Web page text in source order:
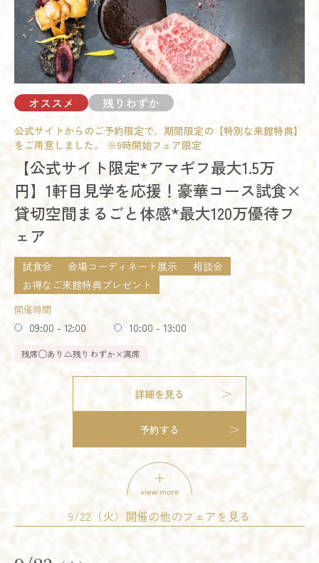
詳細を見る
予約する
オススメ
会場コーディネート展示
婚礼アイテム展示
10:00 - 13:00
14:00 - 17:00
15:00 - 18:00
18:00 - 21:00
09:00 - 12:00
10:00 - 13:00
14:00 - 17:00
15:00 - 18:00
18:00 - 21:00
残席◯あり△残りわずか×満席
詳細を見る
予約する
相談会
オススメ
試食会 会場コーディネート展示 相談会
開催時間
09:00 - 12:00
10:00 - 13:00
14:00 - 17:00
14:00 - 17:00
18:00 - 21:00
残席◯あり
詳細を見る
オススメ 残りわずか
公式サイトからのご予約限定で、期間限定の【特別な来館特典】
をご用意しました。 ※9時開始フェア限定
【公式サイト限定*アマギフ最大1.5万
円】1軒目見学を応援！豪華コース試食×
貸切空間まるごと体感*最大120万優待フ
ェア
試食会 会場コーディネート展示
相談会
お得なご来館特典プレゼント
開催時間
09:00 - 12:00 10:00 - 13:00
残席◯あり △残りわずか×満席
詳細を見る
予約する
9/22（火）開催の他のフェアを見る